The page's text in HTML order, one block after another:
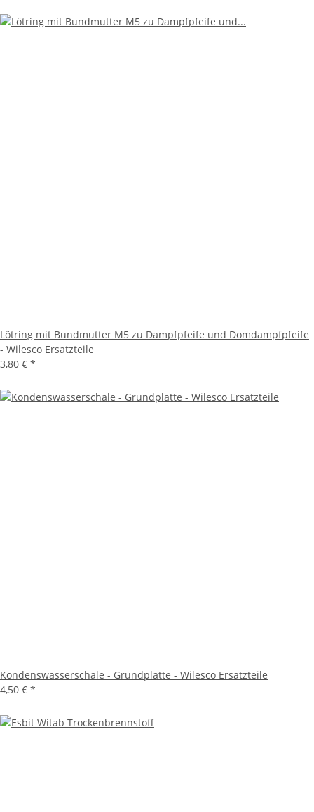
Lötring mit Bundmutter M5 zu Dampfpfeife und Domdampfpfeife
- Wilesco Ersatzteile
3,80 € *
Kondenswasserschale - Grundplatte - Wilesco Ersatzteile
4,50 € *